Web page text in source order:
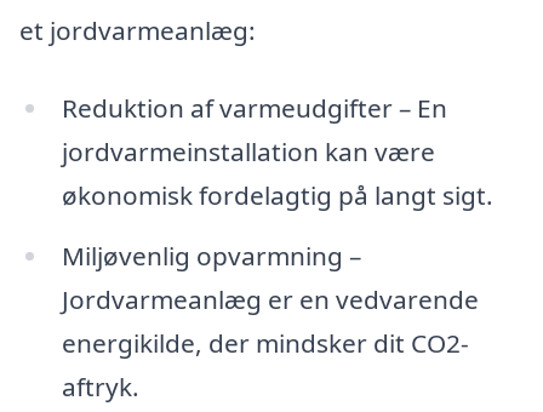
et jordvarmeanlæg:
Reduktion af varmeudgifter – En
jordvarmeinstallation kan være
økonomisk fordelagtig på langt sigt.
Miljøvenlig opvarmning –
Jordvarmeanlæg er en vedvarende
energikilde, der mindsker dit CO2-
aftryk.